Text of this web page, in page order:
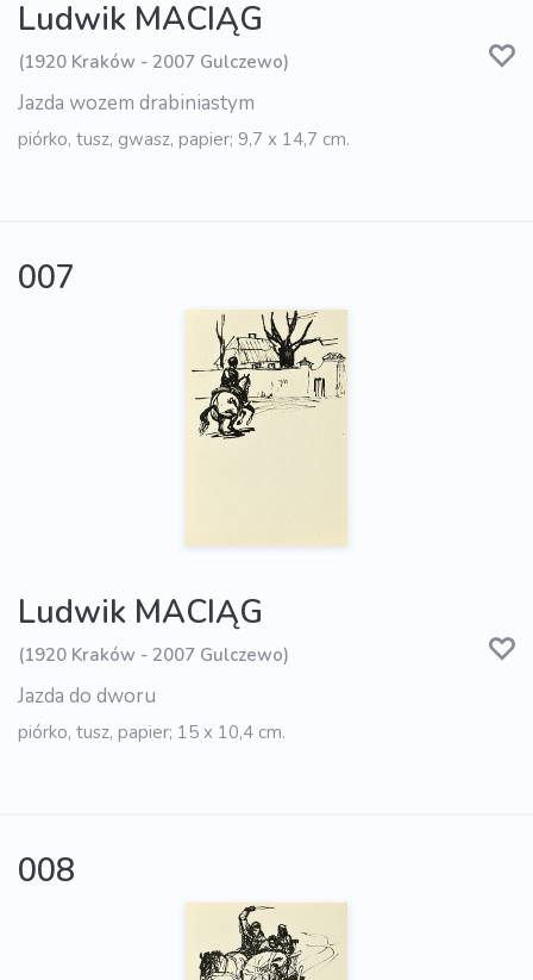
Ludwik MACIĄG
(1920 Kraków - 2007 Gulczewo)
Jazda wozem drabiniastym
piórko, tusz, gwasz, papier; 9,7 x 14,7 cm.
007
Ludwik MACIĄG
(1920 Kraków - 2007 Gulczewo)
Jazda do dworu
piórko, tusz, papier; 15 x 10,4 cm.
008